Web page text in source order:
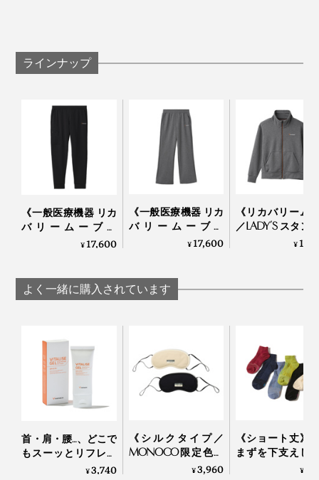
筋肉痛を覚悟していましたが、今朝起きてみるといつも
安い買い物ではないと思いますが、その日の疲れを持ち
越さずに済むことを思えば、投資価値は絶大。もう手放
せません！
ラインナップ
《一般医療機器 リカ
バリームーブ／
MEN’S ジョガーパン
改善する「リカバリ
ーウエア」｜VENEX
¥17,600
《一般医療機器 リカ
バリームーブ／
LADY’S ワイドパン
バリーウエア」｜
VENEX
¥17,600
《リカバリーム
／LADY’S スタン
ラージャケット
¥
よく一緒に購入されています
首・肩・腰…、どこで
もスーッとリフレッ
シュする「バイタラ
¥3,740
《シルクタイプ／
MONOCO限定色》
働きすぎの目は温め
¥3,960
《ショート丈》
まずを下支えし
足底筋をサポー
¥